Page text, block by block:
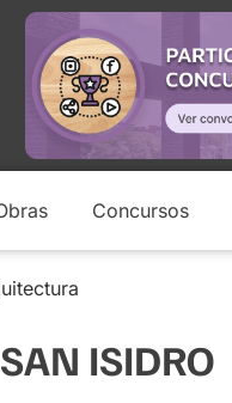
Concursos
ISIDRO